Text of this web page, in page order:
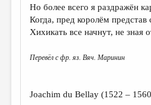
КНИЖНАЯ ПОЛКА
ОБЗОР ЛИТЕРАТУРЫ
СТРАНИЦЫ ПАМЯТИ
КОЛОНКА РЕДАКТОРА
Но более всего я раздражён
Когда, пред королём
Хихикать все начнут, не зная
Перевёл с фр. яз. Вяч. Маринин
Joachim du Bellay (1522 –